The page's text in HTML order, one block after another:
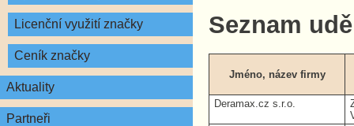
Licenční využití značky
Ceník značky
Aktuality
Partneři
Seznam
Jméno, název firmy
Deramax.cz s.r.o.